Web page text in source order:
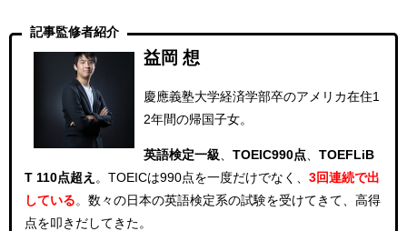
記事監修者紹介
益岡 想
慶應義塾大学経済学部卒のアメリカ在住1
2年間の帰国子女。
英語検定一級 、TOEIC990点 、TOEFLiB
T 110点超え 。 TOEICは990点を一度だけでなく、 3回連続で出
している 。 数々の日本の英語検定系の試験を受けてきて、高得
点を叩きだしてきた。